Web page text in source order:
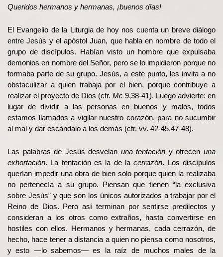
Queridos hermanos y hermanas, ¡buenos días!
El Evangelio de la Liturgia de hoy nos cuenta un breve diálogo
entre Jesús y el apóstol Juan, que habla en nombre de todo el
grupo de discípulos. Habían visto un hombre que expulsaba
demonios en nombre del Señor, pero se lo impidieron porque no
formaba parte de su grupo. Jesús, a este punto, les invita a no
obstaculizar a quien trabaja por el bien, porque contribuye a
realizar el proyecto de Dios (cfr. Mc 9,38-41). Luego advierte: en
lugar de dividir a las personas en buenos y malos, todos
estamos llamados a vigilar nuestro corazón, para no sucumbir
al mal y dar escándalo a los demás (cfr. vv. 42-45.47-48).
Las palabras de Jesús desvelan una tentación y ofrecenuna
exhortación. La tentación es la de lacerrazón. Los discípulos
querían impedir una obra de bien solo porque quien la realizaba
no pertenecía a su grupo. Piensan que tienen “la exclusiva
sobre Jesús” y que son los únicos autorizados a trabajar por el
Reino de Dios. Pero así terminan por sentirse predilectos y
consideran a los otros como extraños, hasta convertirse en
hostiles con ellos. Hermanos y hermanas, cada cerrazón, de
hecho, hace tener a distancia a quien no piensa como nosotros,
y esto —lo sabemos— es la raíz de muchos males de la